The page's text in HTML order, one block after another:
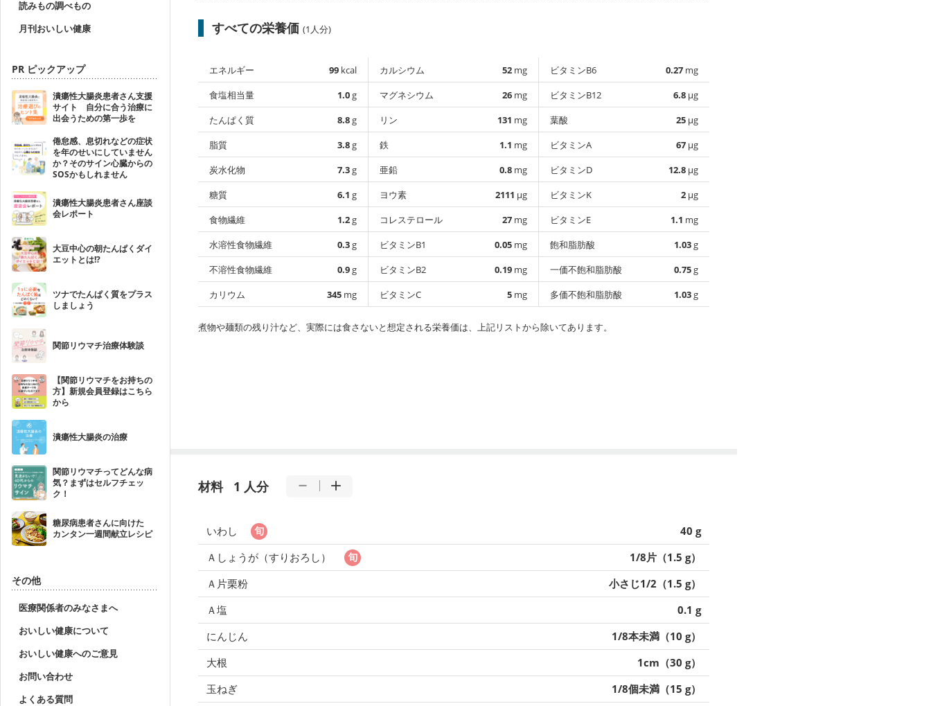
読みもの調べもの
月刊おいしい健康
PR ピックアップ
潰瘍性大腸炎患者さん支援
サイト 自分に合う治療に
出会うための第一歩を
倦怠感、息切れなどの症状
を年のせいにしていません
か？そのサイン心臓からの
SOSかもしれません
潰瘍性大腸炎患者さん座談
会レポート
大豆中心の朝たんぱくダイ
エットとは!?
ツナでたんぱく質をプラス
しましょう
関節リウマチ治療体験談
【関節リウマチをお持ちの
方】新規会員登録はこちら
から
潰瘍性大腸炎の治療
関節リウマチってどんな病
気？まずはセルフチェッ
ク！
糖尿病患者さんに向けた
カンタン一週間献立レシピ
その他
医療関係者のみなさまへ
おいしい健康について
おいしい健康へのご意見
お問い合わせ
よくある質問
すべての栄養価 (1人分)
エネルギー 99 kcal
食塩相当量
1.0g
たんぱく質
8.8g
脂質
3.8g
炭水化物
7.3g
糖質
6.1 g
食物繊維
1.2g
水溶性食物繊維
0.3g
不溶性食物繊維
0.9g
カリウム
345 mg
カルシウム 52 mg
マグネシウム
26 mg
リン
131 mg
鉄
1.1 mg
亜鉛
0.8 mg
ヨウ素
2111 µg
コレステロール
27 mg
ビタミンB1
0.05 mg
ビタミンB2
0.19 mg
ビタミンC
5 mg
ビタミンB6 0.27 mg
ビタミンB12
6.8 µg
葉酸
25 µg
ビタミンA
67 µg
ビタミンD
12.8 µg
ビタミンK
2 µg
ビタミンE
1.1 mg
飽和脂肪酸
1.03g
一価不飽和脂肪酸
0.75g
多価不飽和脂肪酸
1.03g
煮物や麺類の残り汁など、実際には食さないと想定される栄養価は、上記リストから除いてあります。
材料 1 人分
いわし
40 g
Ａしょうが（すりおろし）
1/8片（1.5 g）
Ａ片栗粉
小さじ1/2（1.5 g）
Ａ塩
0.1 g
にんじん
1/8本未満（10 g）
大根
1cm（30 g）
玉ねぎ
1/8個未満（15 g）